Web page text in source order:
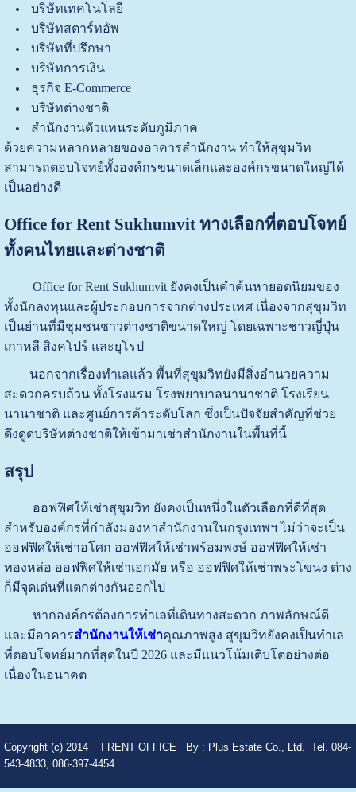
บริษัทเทคโนโลยี
บริษัทสตาร์ทอัพ
บริษัทที่ปรึกษา
บริษัทการเงิน
ธุรกิจ E-Commerce
บริษัทต่างชาติ
สำนักงานตัวแทนระดับภูมิภาค
ด้วยความหลากหลายของอาคารสำนักงาน ทำให้สุขุมวิท
สามารถตอบโจทย์ทั้งองค์กรขนาดเล็กและองค์กรขนาดใหญ่ได้
เป็นอย่างดี
Office for Rent Sukhumvit ทางเลือกที่ตอบโจทย์
ทั้งคนไทยและต่างชาติ
Office for Rent Sukhumvit ยังคงเป็นคำค้นหายอดนิยมของ
ทั้งนักลงทุนและผู้ประกอบการจากต่างประเทศ เนื่องจากสุขุมวิท
เป็นย่านที่มีชุมชนชาวต่างชาติขนาดใหญ่ โดยเฉพาะชาวญี่ปุ่น
เกาหลี สิงคโปร์ และยุโรป
นอกจากเรื่องทำเลแล้ว พื้นที่สุขุมวิทยังมีสิ่งอำนวยความ
สะดวกครบถ้วน ทั้งโรงแรม โรงพยาบาลนานาชาติ โรงเรียน
นานาชาติ และศูนย์การค้าระดับโลก ซึ่งเป็นปัจจัยสำคัญที่ช่วย
ดึงดูดบริษัทต่างชาติให้เข้ามาเช่าสำนักงานในพื้นที่นี้
สรุป
ออฟฟิศให้เช่าสุขุมวิท ยังคงเป็นหนึ่งในตัวเลือกที่ดีที่สุด
สำหรับองค์กรที่กำลังมองหาสำนักงานในกรุงเทพฯ ไม่ว่าจะเป็น
ออฟฟิศให้เช่าอโศก ออฟฟิศให้เช่าพร้อมพงษ์ ออฟฟิศให้เช่า
ทองหล่อ ออฟฟิศให้เช่าเอกมัย หรือ ออฟฟิศให้เช่าพระโขนง ต่าง
ก็มีจุดเด่นที่แตกต่างกันออกไป
หากองค์กรต้องการทำเลที่เดินทางสะดวก ภาพลักษณ์ดี
และมีอาคารสำนักงานให้เช่าคุณภาพสูง สุขุมวิทยังคงเป็นทำเล
ที่ตอบโจทย์มากที่สุดในปี 2026 และมีแนวโน้มเติบโตอย่างต่อ
เนื่องในอนาคต
Copyright (c) 2014 I RENT OFFICE By : Plus Estate Co., Ltd. Tel. 084-
543-4833, 086-397-4454